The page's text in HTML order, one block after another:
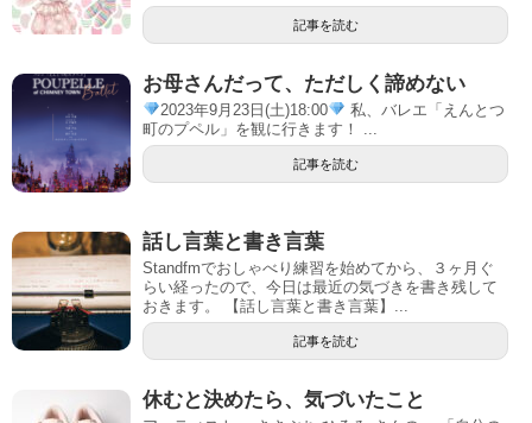
記事を読む
お母さんだって、ただしく諦めない
2023年9月23日(土)18:00
私、バレエ「えんとつ
町のプペル」を観に行きます！ ...
記事を読む
話し言葉と書き言葉
Standfmでおしゃべり練習を始めてから、３ヶ月ぐ
らい経ったので、今日は最近の気づきを書き残して
おきます。 【話し言葉と書き言葉】...
記事を読む
休むと決めたら、気づいたこと